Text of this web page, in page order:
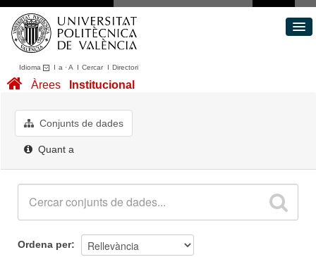
Idioma I a ·A I CercarI Directori
Conjunts de dades
Quant a
Àrees Institucional
Conjunts de dades
Quant a
Ordena per